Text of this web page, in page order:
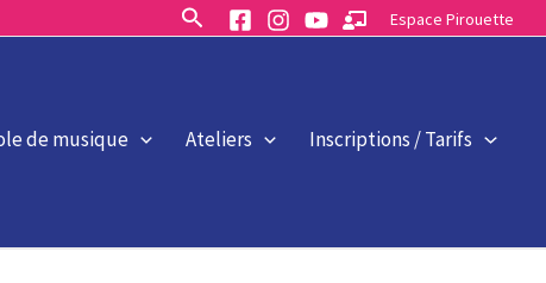
Rechercher Espace Pirouette
de musique Ateliers Inscriptions / Tarifs